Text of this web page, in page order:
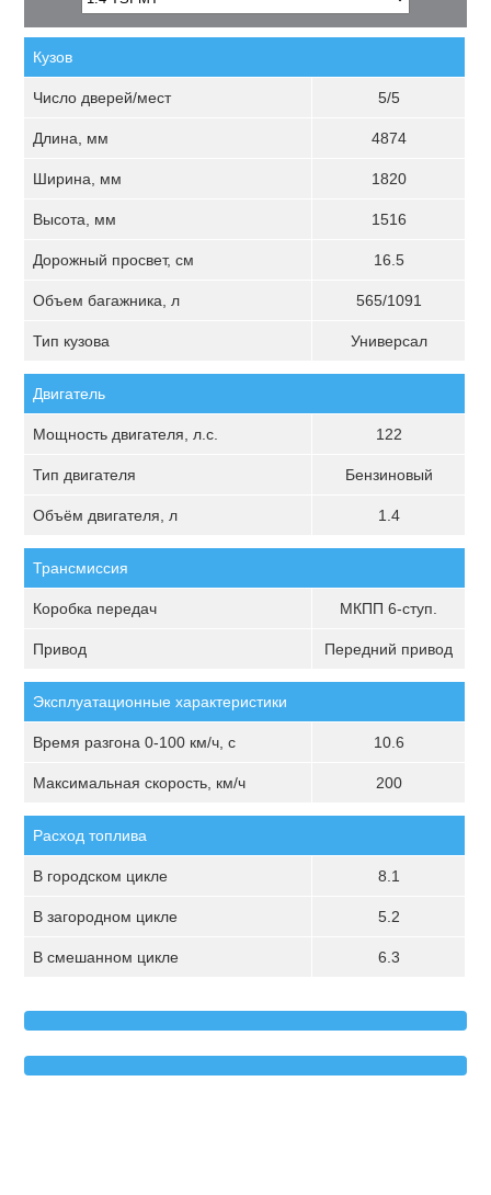
Кузов
Число дверей/мест 5/5
Длина, мм 4874
Ширина, мм 1820
Высота, мм 1516
Дорожный просвет, см 16.5
Объем багажника, л 565/1091
Тип кузова Универсал
Двигатель
Мощность двигателя, л.с. 122
Тип двигателя Бензиновый
Объём двигателя, л 1.4
Трансмиссия
Коробка передач МКПП 6-ступ.
Привод Передний привод
Эксплуатационные характеристики
Время разгона 0-100 км/ч, с 10.6
Максимальная скорость, км/ч 200
Расход топлива
В городском цикле 8.1
В загородном цикле 5.2
В смешанном цикле 6.3